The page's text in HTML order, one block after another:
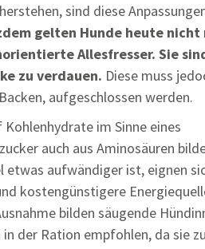
sind diese
gelten Hunde heute nicht
Allesfresser. Sie
zu verdauen. Diese muss
aufgeschlossen werden.
im Sinne eines
auch aus Aminosäuren
etwas aufwändiger ist, eignen
kostengünstigere
bilden säugende
der Ration empfohlen, da sie